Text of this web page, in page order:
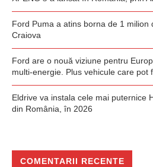
Ford Puma a atins borna de 1 milion
Craiova
Ford are o nouă viziune pentru
multi-energie. Plus vehicule care pot
Eldrive va instala cele mai puternice
din România, în 2026
COMENTARII RECENTE